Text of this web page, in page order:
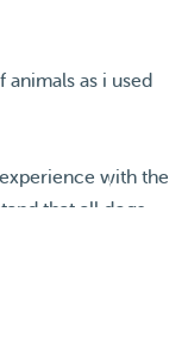
as i used
with the
that all dogs
of dogs, except